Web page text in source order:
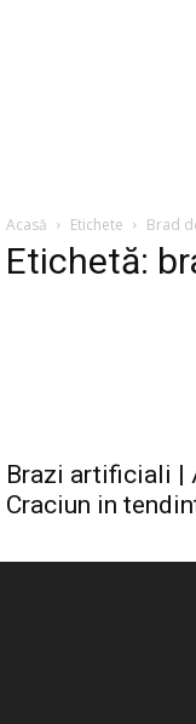
Acasă Etichete Brad
Etichetă:
Brazi artificiali |
Craciun in